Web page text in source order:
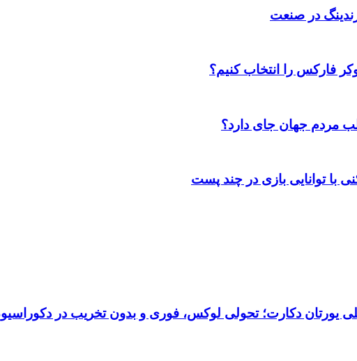
در صنعت
فارکس را انتخاب کنیم؟
مردم جهان جای دارد؟
با توانایی بازی در چند پست
یورتان دکارت؛ تحولی لوکس، فوری و بدون تخریب در